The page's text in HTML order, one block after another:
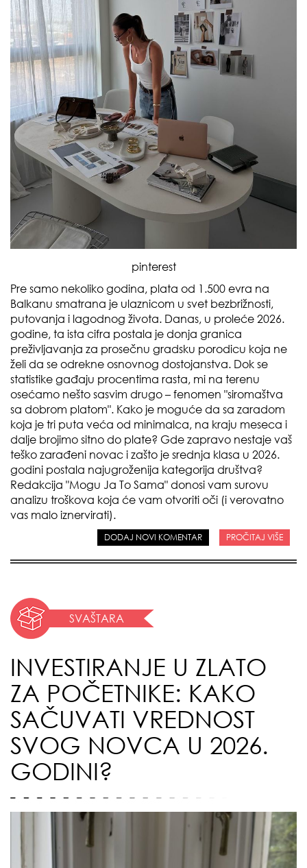
pinterest
Pre samo nekoliko godina, plata od 1.500 evra na
Balkanu smatrana je ulaznicom u svet bezbrižnosti,
putovanja i lagodnog života. Danas, u proleće 2026.
godine, ta ista cifra postala je donja granica
preživljavanja za prosečnu gradsku porodicu koja ne
želi da se odrekne osnovnog dostojanstva. Dok se
statistike gađaju procentima rasta, mi na terenu
osećamo nešto sasvim drugo – fenomen "siromaštva
sa dobrom platom". Kako je moguće da sa zaradom
koja je tri puta veća od minimalca, na kraju meseca i
dalje brojimo sitno do plate? Gde zapravo nestaje vaš
teško zarađeni novac i zašto je srednja klasa u 2026.
godini postala najugroženija kategorija društva?
Redakcija "Mogu Ja To Sama" donosi vam surovu
analizu troškova koja će vam otvoriti oči (i verovatno
vas malo iznervirati).
DODAJ NOVI KOMENTAR PROČITAJ VIŠE
SVAŠTARA
INVESTIRANJE U ZLATO
ZA POČETNIKE: KAKO
SAČUVATI VREDNOST
SVOG NOVCA U 2026.
GODINI?